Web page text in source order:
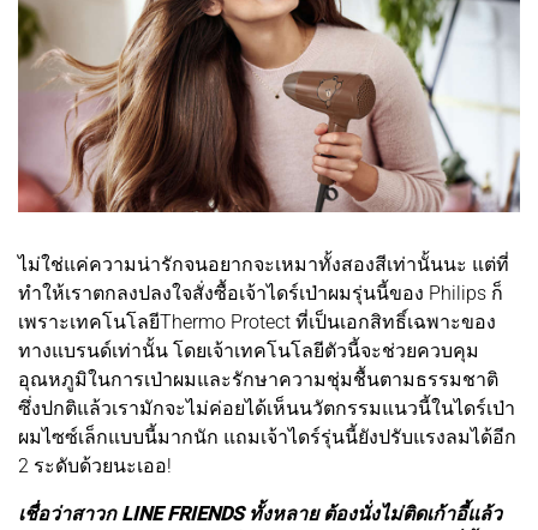
ไม่ใช่แค่ความน่ารักจนอยากจะเหมาทั้งสองสีเท่านั้นนะ แต่ที่
ทำให้เราตกลงปลงใจสั่งซื้อเจ้าไดร์เป่าผมรุ่นนี้ของ Philips ก็
เพราะเทคโนโลยีThermo Protect ที่เป็นเอกสิทธิ์เฉพาะของ
ทางแบรนด์เท่านั้น โดยเจ้าเทคโนโลยีตัวนี้จะช่วยควบคุม
อุณหภูมิในการเป่าผมและรักษาความชุ่มชื้นตามธรรมชาติ
ซึ่งปกติแล้วเรามักจะไม่ค่อยได้เห็นนวัตกรรมแนวนี้ในไดร์เป่า
ผมไซซ์เล็กแบบนี้มากนัก แถมเจ้าไดร์รุ่นนี้ยังปรับแรงลมได้อีก
2 ระดับด้วยนะเออ!
เชื่อว่าสาวก LINE FRIENDS ทั้งหลาย ต้องนั่งไม่ติดเก้าอี้แล้ว